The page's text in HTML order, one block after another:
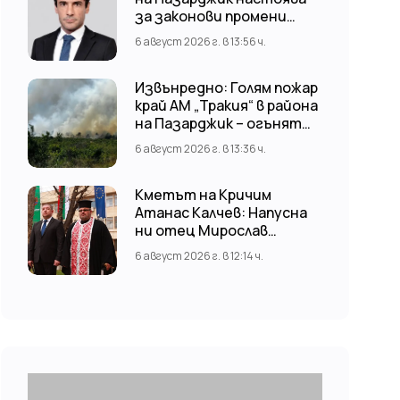
за законови промени
срещу риска от
наводнения
6 август 2026 г. в 13:56 ч.
Извънредно: Голям пожар
край АМ „Тракия“ в района
на Пазарджик – огънят
обхвана и лозови масиви
6 август 2026 г. в 13:36 ч.
Кметът на Кричим
Атанас Калчев: Напусна
ни отец Мирослав
Коларов
6 август 2026 г. в 12:14 ч.